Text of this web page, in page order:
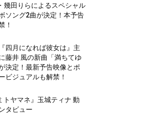
幾田りらによるスペシャル
ソング2曲が決定！本予告
！
四月になれば彼女は』主
藤井 風の新曲「満ちてゆ
決定！最新予告映像とポ
ビジュアルも解禁！
トヤマネ』玉城ティナ 動
タビュー